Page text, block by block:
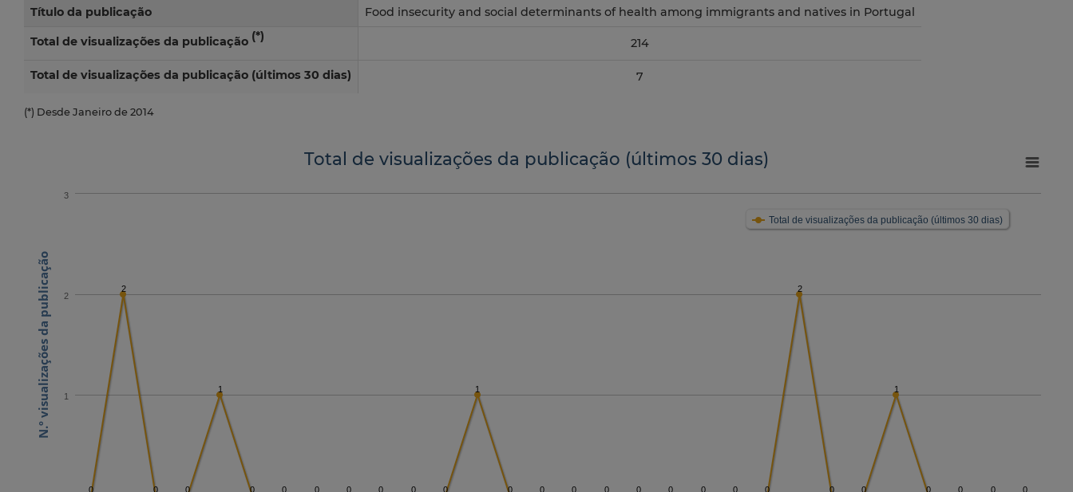
Título da publicação Food insecurity and social determinants of health among immigrants and natives in Portugal
Total de visualizações da publicação (*)
214
Total de visualizações da publicação (últimos 30 dias) 7
(*) Desde Janeiro de 2014
N.º visualizações da publicação
Total de visualizações da publicação (últimos 30 dias)
0
2
0 0
1
0 0 0 0 0 0 0
1
0 0 0 0 0 0 0 0 0
2
0 0
1
0 0 0 0
Total de visualizações da publicação (últimos 30 dias)
1
2
3